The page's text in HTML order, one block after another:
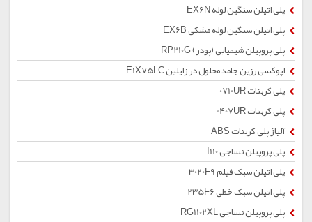
پلی اتیلن سنگین لوله EX6N
پلی اتیلن سنگین لوله مشکی EX6B
پلی پروپیلن شیمیایی (پودر) RP210G
اپوکسی رزین جامد محلول در زایلین E1X75LC
پلی کربنات 0710UR
پلی کربنات 0407UR
آلیاژ پلی کربنات ABS
پلی پروپیلن نساجی I110
پلی اتیلن سبک فیلم 3020F9
پلی اتیلن سبک خطی 235F6
پلی پروپیلن نساجی RG1102XL